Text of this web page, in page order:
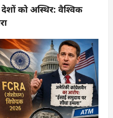
को अस्थिर: वैश्विक